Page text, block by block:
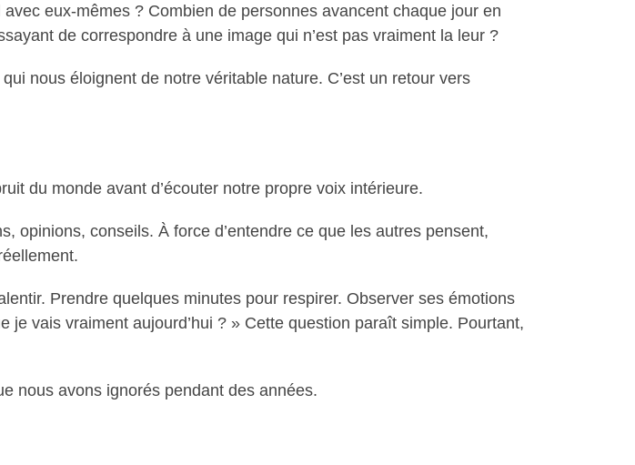
eux-mêmes ? Combien de personnes avancent chaque jour en
de correspondre à une image qui n’est pas vraiment la leur ?
nous éloignent de notre véritable nature. C’est un retour vers
du monde avant d’écouter notre propre voix intérieure.
opinions, conseils. À force d’entendre ce que les autres pensent,
Prendre quelques minutes pour respirer. Observer ses émotions
vais vraiment aujourd’hui ? » Cette question paraît simple. Pourtant,
nous avons ignorés pendant des années.